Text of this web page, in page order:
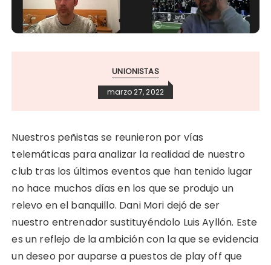
UNIONISTAS
marzo 27, 2022
Nuestros peñistas se reunieron por vías
telemáticas para analizar la realidad de nuestro
club tras los últimos eventos que han tenido lugar
no hace muchos días en los que se produjo un
relevo en el banquillo. Dani Mori dejó de ser
nuestro entrenador sustituyéndolo Luis Ayllón. Este
es un reflejo de la ambición con la que se evidencia
un deseo por auparse a puestos de play off que